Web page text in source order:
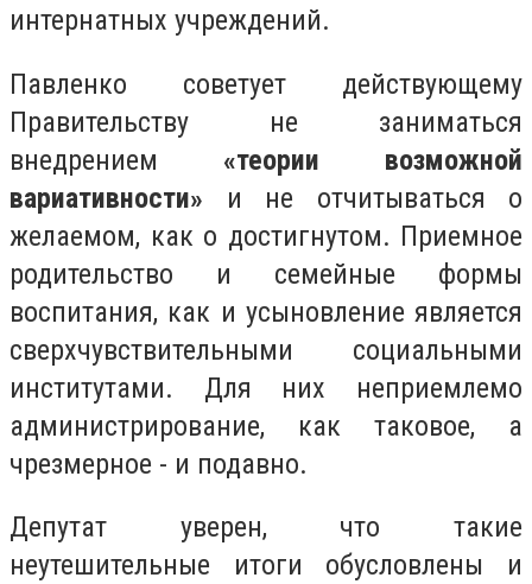
интернатных учреждений.
Павленко советует действующему
Правительству не заниматься
внедрением «теории возможной
вариативности» и не отчитываться о
желаемом, как о достигнутом. Приемное
родительство и семейные формы
воспитания, как и усыновление является
сверхчувствительными социальными
институтами. Для них неприемлемо
администрирование, как таковое, а
чрезмерное - и подавно.
Депутат уверен, что такие
неутешительные итоги обусловлены и